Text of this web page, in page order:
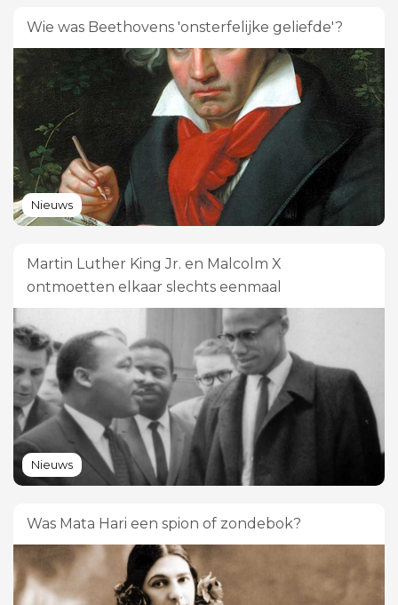
Wie was Beethovens 'onsterfelijke geliefde'?
Nieuws
Martin Luther King Jr. en Malcolm X
ontmoetten elkaar slechts eenmaal
Nieuws
Was Mata Hari een spion of zondebok?